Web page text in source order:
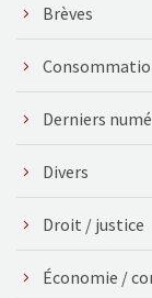
Brèves
Derniers
Divers
Droit / justice
Économie /